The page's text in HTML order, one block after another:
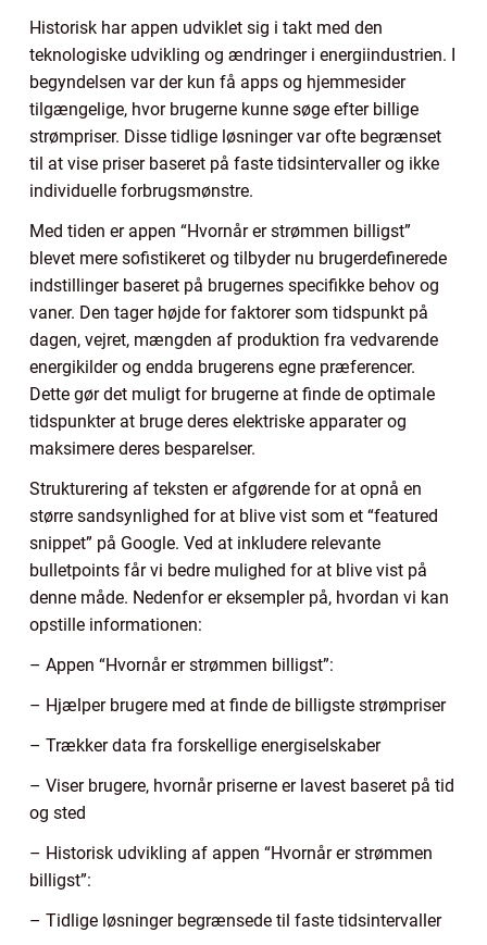
Historisk har appen udviklet sig i takt med den
teknologiske udvikling og ændringer i energiindustrien. I
begyndelsen var der kun få apps og hjemmesider
tilgængelige, hvor brugerne kunne søge efter billige
strømpriser. Disse tidlige løsninger var ofte begrænset
til at vise priser baseret på faste tidsintervaller og ikke
individuelle forbrugsmønstre.
Med tiden er appen “Hvornår er strømmen billigst”
blevet mere sofistikeret og tilbyder nu brugerdefinerede
indstillinger baseret på brugernes specifikke behov og
vaner. Den tager højde for faktorer som tidspunkt på
dagen, vejret, mængden af produktion fra vedvarende
energikilder og endda brugerens egne præferencer.
Dette gør det muligt for brugerne at finde de optimale
tidspunkter at bruge deres elektriske apparater og
maksimere deres besparelser.
Strukturering af teksten er afgørende for at opnå en
større sandsynlighed for at blive vist som et “featured
snippet” på Google. Ved at inkludere relevante
bulletpoints får vi bedre mulighed for at blive vist på
denne måde. Nedenfor er eksempler på, hvordan vi kan
opstille informationen:
– Appen “Hvornår er strømmen billigst”:
– Hjælper brugere med at finde de billigste strømpriser
– Trækker data fra forskellige energiselskaber
– Viser brugere, hvornår priserne er lavest baseret på tid
og sted
– Historisk udvikling af appen “Hvornår er strømmen
billigst”:
– Tidlige løsninger begrænsede til faste tidsintervaller